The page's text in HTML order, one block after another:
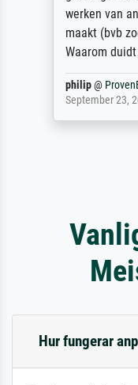
werken van
maakt (bvb
Waarom
philip@
September 23,
Hur fungerar